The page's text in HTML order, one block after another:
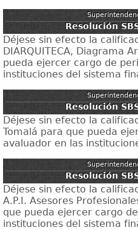
Resolución
Déjese sin efecto la
DIARQUITECA, Diagrama
pueda ejercer cargo de
instituciones del sistema
Resolución
Déjese sin efecto la
Tomalá para que pueda
avaluador en las
Resolución
Déjese sin efecto la
A.P.I. Asesores
que pueda ejercer cargo
instituciones del sistema